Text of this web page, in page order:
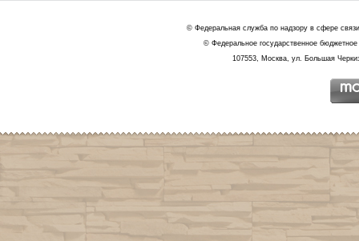
© Федеральная служба по надзору в сфере
© Федеральное государственное
107553, Москва, ул. Большая